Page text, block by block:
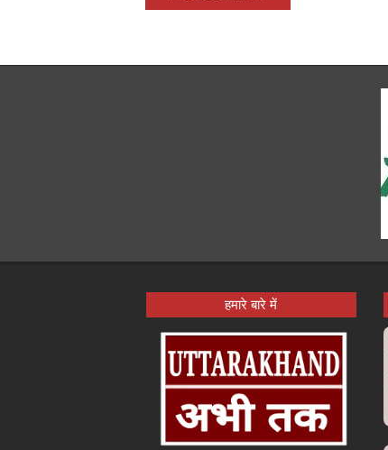
हमारे बारे में